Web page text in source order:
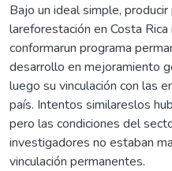
Bajo un ideal simple,
lareforestación en Costa
conformarun programa
desarrollo en mejoramiento
luego su vinculación con las
país. Intentos similareslos
pero las condiciones del
investigadores no estaban
vinculación permanentes.